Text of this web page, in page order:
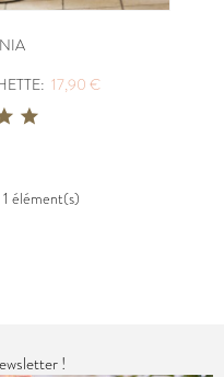
17,90 €
1 élément(s)
!